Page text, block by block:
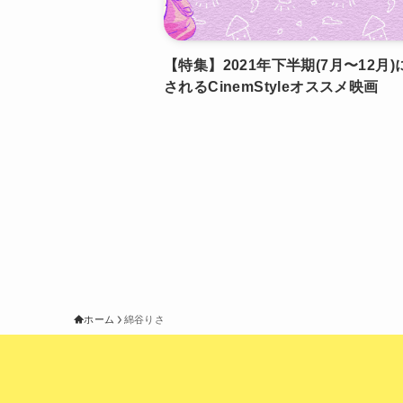
【特集】2021年下半期(7月〜12月)
されるCinemStyleオススメ映画
ホーム 綿谷りさ